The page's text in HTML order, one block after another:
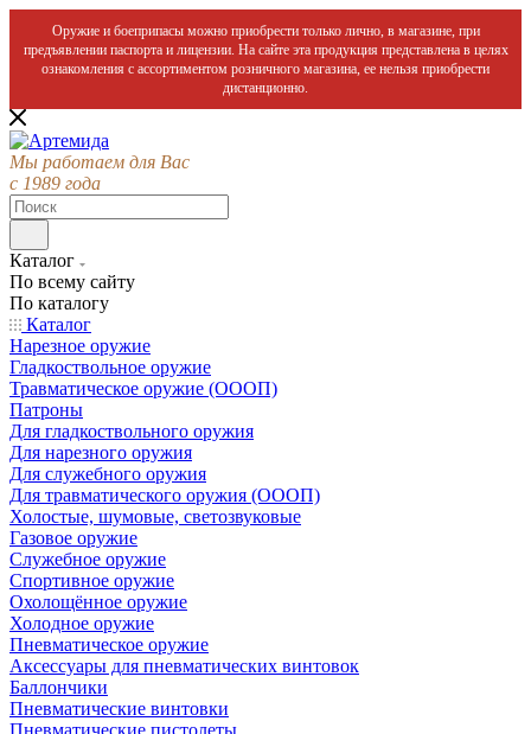
Оружие и боеприпасы можно приобрести только лично, в магазине, при
предъявлении паспорта и лицензии. На сайте эта продукция представлена в целях
ознакомления с ассортиментом розничного магазина, ее нельзя приобрести
дистанционно.
Мы работаем для Вас
с 1989 года
Каталог
По всему сайту
По каталогу
Каталог
Нарезное оружие
Гладкоствольное оружие
Травматическое оружие (ОООП)
Патроны
Для гладкоствольного оружия
Для нарезного оружия
Для служебного оружия
Для травматического оружия (ОООП)
Холостые, шумовые, светозвуковые
Газовое оружие
Служебное оружие
Спортивное оружие
Охолощённое оружие
Холодное оружие
Пневматическое оружие
Аксессуары для пневматических винтовок
Баллончики
Пневматические винтовки
Пневматические пистолеты